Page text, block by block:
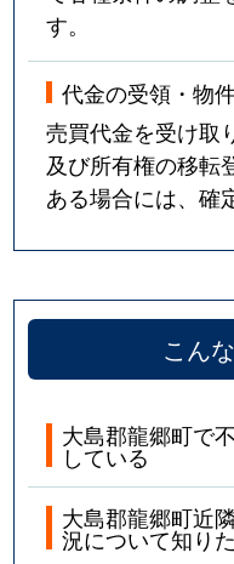
す。
代金の受領・物
売買代金を受け取
及び所有権の移転
ある場合には、確
こん
大島郡龍郷町で
している
大島郡龍郷町近
況について知り